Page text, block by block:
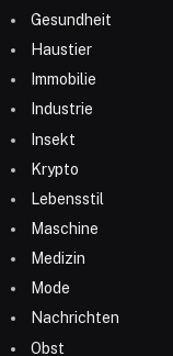
Gesundheit
Haustier
Immobilie
Industrie
Insekt
Krypto
Lebensstil
Maschine
Medizin
Mode
Nachrichten
Obst